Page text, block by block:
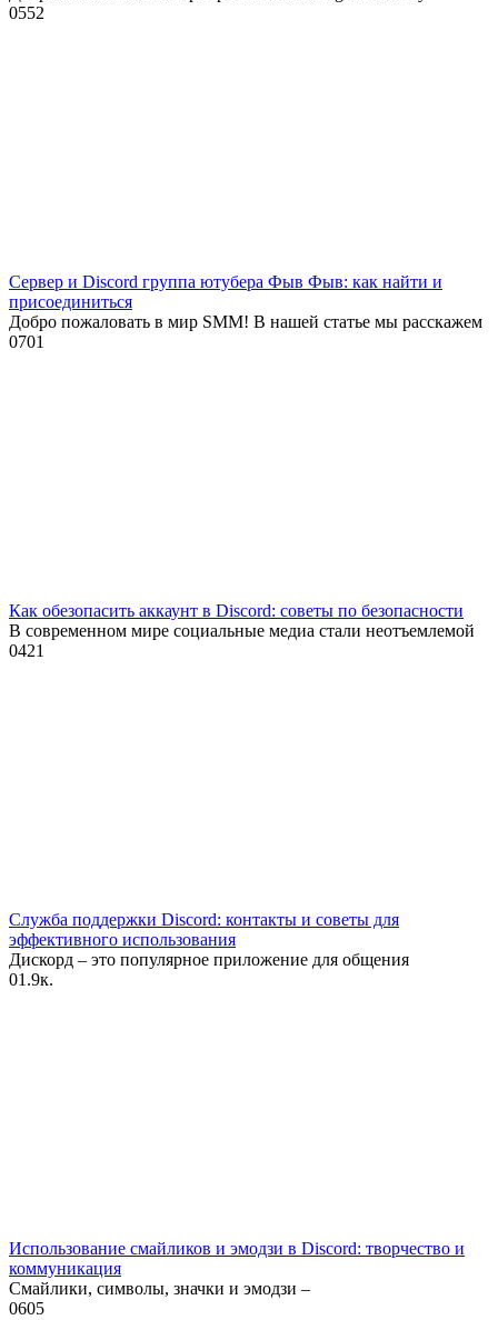
0552
Сервер и Discord группа ютубера Фыв Фыв: как найти и
присоединиться
Добро пожаловать в мир SMM! В нашей статье мы расскажем
0701
Как обезопасить аккаунт в Discord: советы по безопасности
В современном мире социальные медиа стали неотъемлемой
0421
Служба поддержки Discord: контакты и советы для
эффективного использования
Дискорд – это популярное приложение для общения
01.9к.
Использование смайликов и эмодзи в Discord: творчество и
коммуникация
Смайлики, символы, значки и эмодзи –
0605